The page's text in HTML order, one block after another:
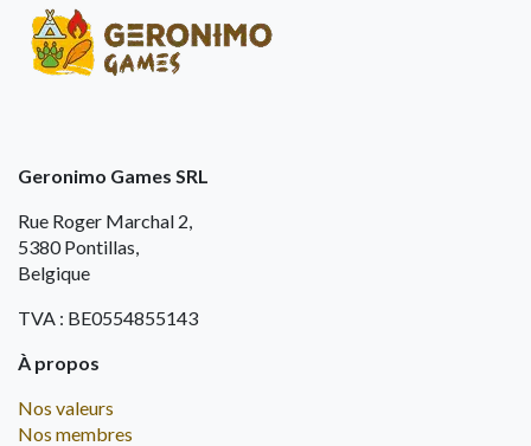
Geronimo Games SRL
Rue Roger Marchal 2,
5380 Pontillas,
Belgique
TVA : BE0554855143
À propos
Nos valeurs
Nos membres